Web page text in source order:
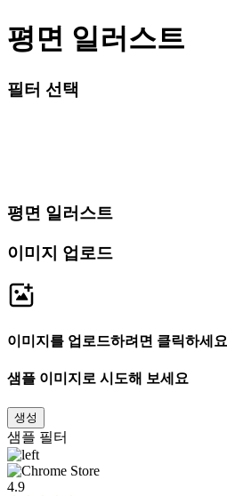
평면 일러스트
필터 선택
평면 일러스트
이미지 업로드
이미지를 업로드하려면 클릭하세요
샘플 이미지로 시도해 보세요
생성
샘플 필터
4.9